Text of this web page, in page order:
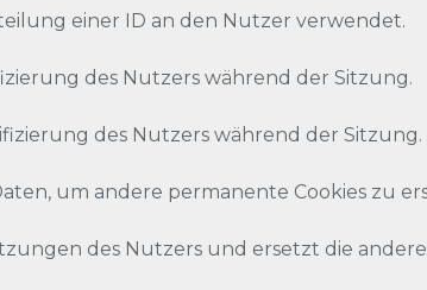
einer ID an den Nutzer verwendet.
des Nutzers während der Sitzung.
des Nutzers während der Sitzung.
um andere permanente Cookies zu
des Nutzers und ersetzt die